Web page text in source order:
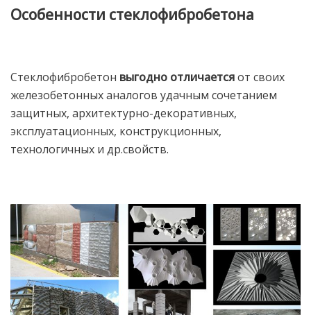
Особенности стеклофибробетона
Стеклофибробетон выгодно отличаетсяот своих
железобетонных аналогов удачным сочетанием
защитных, архитектурно-декоративных,
эксплуатационных, конструкционных,
технологичных и др.свойств.